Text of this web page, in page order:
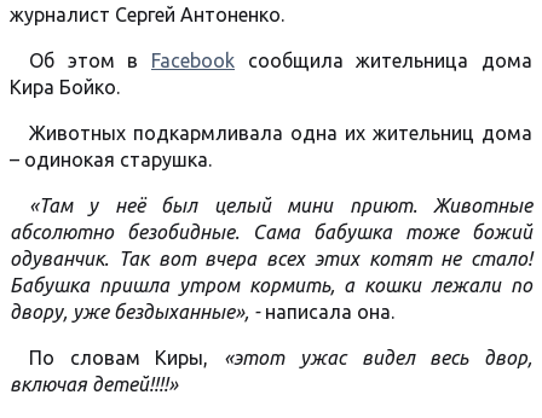
журналист Сергей Антоненко.
Об этом в Facebook сообщила жительница дома
Кира Бойко.
Животных подкармливала одна их жительниц дома
– одинокая старушка.
«Там у неё был целый мини приют. Животные
абсолютно безобидные. Сама бабушка тоже божий
одуванчик. Так вот вчера всех этих котят не стало!
Бабушка пришла утром кормить, а кошки лежали по
двору, уже бездыханные», -написала она.
По словам Киры, «этот ужас видел весь двор,
включая детей!!!!»